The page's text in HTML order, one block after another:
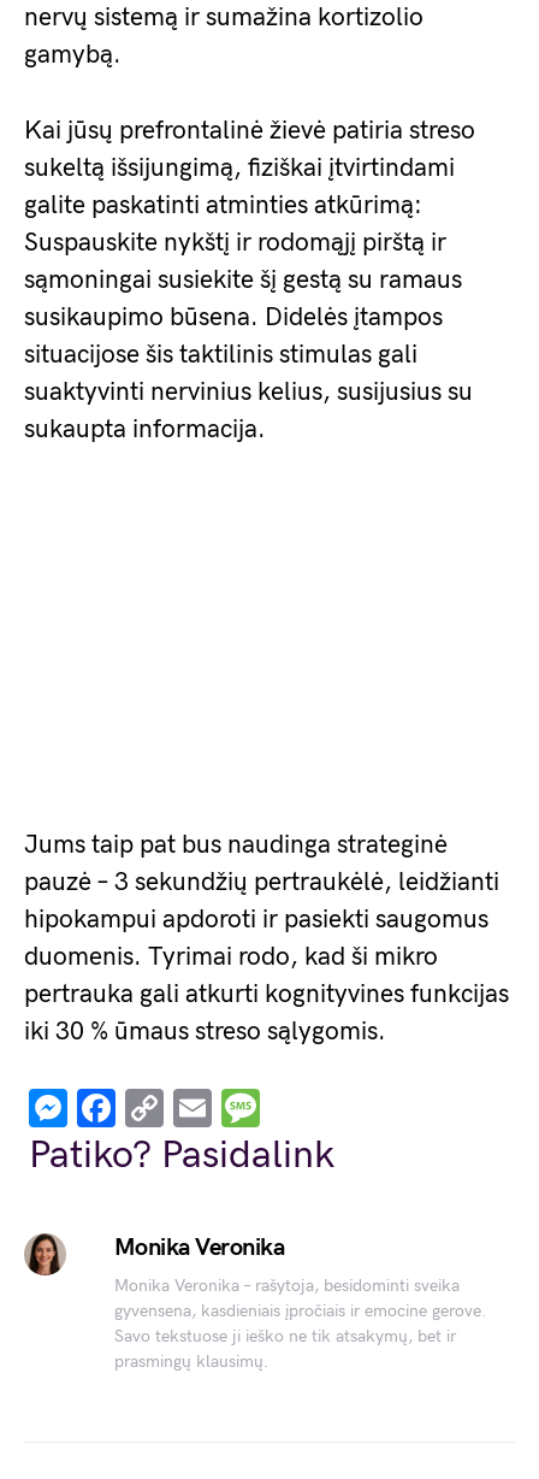
nervų sistemą ir sumažina kortizolio
gamybą.
Kai jūsų prefrontalinė žievė patiria streso
sukeltą išsijungimą, fiziškai įtvirtindami
galite paskatinti atminties atkūrimą:
Suspauskite nykštį ir rodomąjį pirštą ir
sąmoningai susiekite šį gestą su ramaus
susikaupimo būsena. Didelės įtampos
situacijose šis taktilinis stimulas gali
suaktyvinti nervinius kelius, susijusius su
sukaupta informacija.
Jums taip pat bus naudinga strateginė
pauzė – 3 sekundžių pertraukėlė, leidžianti
hipokampui apdoroti ir pasiekti saugomus
duomenis. Tyrimai rodo, kad ši mikro
pertrauka gali atkurti kognityvines funkcijas
iki 30 % ūmaus streso sąlygomis.
Messenger
Facebook
Copy
Link
Email
Patiko? Pasidalink
Monika Veronika
Monika Veronika – rašytoja, besidominti sveika
gyvensena, kasdieniais įpročiais ir emocine gerove.
Savo tekstuose ji ieško ne tik atsakymų, bet ir
prasmingų klausimų.